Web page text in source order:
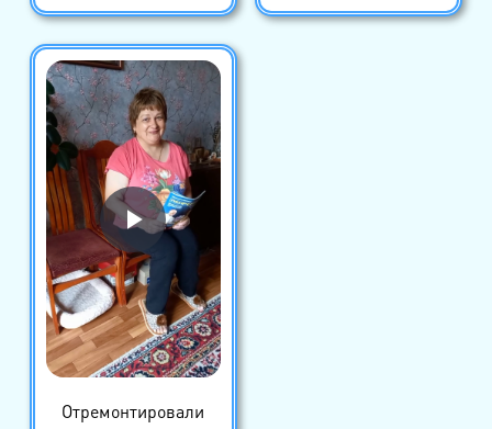
Отремонтировали